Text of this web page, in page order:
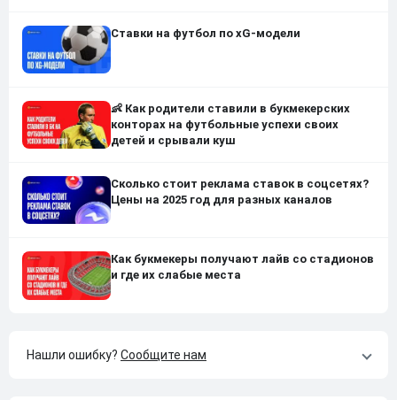
Ставки на футбол по xG-модели
👶 Как родители ставили в букмекерских
конторах на футбольные успехи своих
детей и срывали куш
Сколько стоит реклама ставок в соцсетях?
Цены на 2025 год для разных каналов
Как букмекеры получают лайв со стадионов
и где их слабые места
Нашли ошибку? Сообщите нам